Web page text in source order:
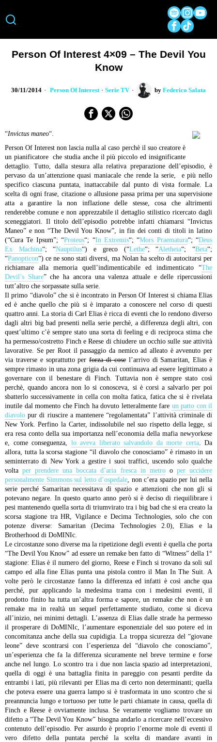
Person Of Interest 4×09 – The Devil You
Know
30/11/2014 Person Of Interest · Serie TV by Federico Salata
“Invictus maneo“.
Person Of Interest non lascia nulla al caso perchè il suo creatore è
un pianificatore che studia anche il più piccolo ed insignificante
dettaglio. Tutto, dalla stesura alla relativa preparazione dell’episodio, è
pervaso da un’attenzione quasi maniacale che rende la serie, e più nello
specifico ciascuna puntata, inattaccabile dal punto di vista formale. La
scelta di ogni frase, citazione o allusione passa prima per una supervisione
atta a garantire la non inflazione delle stesse, cosa che altrimenti
renderebbe comune e non apprezzabile il dettaglio stilistico ricercato dagli
sceneggiatori. Il titolo dell’episodio potrebbe infatti chiamarsi “Invictus
Maneo” e non “The Devil You Know”, in fin dei conti di titoli in latino
(“Cura Te Ipsum”; “Proteus“; “In Extremis“; “Mors Praematura“; “Deus
Ex Machina“; “Nauptilus“) e greco (“Lethe“; “Aletheia“; “Beta“;
“Panopticon“) ce ne sono stati diversi, ma Nolan ha scelto di autocitarsi per
richiamare alla memoria quell’indimenticabile ed indimenticato “The
Devil’s Share” che ha ancora una valenza attuale e delle ripercussioni
tutt’altro che sorpassate sulla serie.
Il primo “diavolo” che si è incontrato in Person Of Interest si chiama Elias
ed è anche quello che più si è imparato a conoscere nel corso di questi
quattro anni. La storia di Carl Elias è ricca di eventi che lo rendono diverso
dagli altri big bad presenti nella serie perchè, a differenza degli altri, con
quest’ultimo c’è sempre stato una sorta di feeling e di reciproca stima che
ha permesso/costretto Finch e Reese di chiudere un occhio sulle sue attività
lavorative. Se per Root il passaggio da nemico ad alleato è avvenuto per
via traverse e soprattutto perforza di cosel’arrivo di Samaritan, Elias è
sempre rimasto in una zona grigia da cui continuava ad essere legittimato a
governare con il benestare di Finch. Tuttavia non è sempre stato così
perchè, quando ancora non lo si conosceva, si è corsi a salvarlo per poi
sbatterlo successivamente in cella con molta fatica, fatica che si è rivelata
inutile dal momento che Finch ha dovuto letteralmente fare un patto con il
diavolo pur di riuscire a mantenere “regolamentata” l’attività criminale di
New York. Perfino la Carter, indissolubile nel suo rispetto della legge, si
era resa conto della sua importanza nell’economia della mafia newyorkese
e, come conseguenza, lo aveva liberato salvandolo da morte certa. Da
allora, tutta la scorsa stagione “il diavolo che conosciamo” è rimasto in un
seminterrato di New York a gestire i suoi traffici, uscendo solo qualche
voltaper prendere una boccata d’aria fresca in metroo per uccidere
personalmente Simmons sul letto d’ospedale, non c’era spazio per lui nella
serie perché Samaritan necessitava di spazio e attenzioni che non gli si
potevano negare. In questo quarto anno però si è deciso di riequilibrare i
pesi mantenendo quella sorta di triumvirato tra i big bad che si era creato la
scorsa stagione tra HR, Vigilance e Decima Technologies, solo che con
potenze diverse: Samaritan (Decima Technologies 2.0), Elias e la
Brotherhood di DoMINIc.
Le circostanze sono diverse ma la ripetizione degli eventi è quella che porta
“The Devil You Know” ad essere un remake ben fatto di “Witness” della 1°
stagione: Elias è il numero del giorno, Reese e Finch si trovano da soli sul
campo ed alla fine Elias punta una pistola contro il Man In The Suit. A
volte però le circostanze fanno la differenza ed infatti è così anche qua
perché, pur applicando la medesima trama con i medesimi eventi, il
prodotto finito ha tutta un’altra forma e sapore, un remake che non è un
remake ma in realtà un sequel perfettamente studiato, come si diceva
all’inizio, nei minimi dettagli. L’assenza di Elias dalle strade ha permesso
il prosperare di DoMINIc, l’aumentare esponenziale del suo potere ed in
concomitanza anche della sua cupidigia. La troppa sicurezza del “giovane
leone” deve scontrarsi con l’esperienza del “diavolo che conosciamo”,
un’esperienza che fa la differenza sicuramente nel breve termine e forse
anche nel lungo. Lo scontro tra i due non lascia spazio ad interpretazioni,
quella di oggi è una battaglia finita in pareggio con pesanti perdite da
entrambi i lati, più rilevanti per Elias ma di certo non determinanti; quella
che poteva essere una guerra lampo si è trasformata in uno scontro che si
preannuncia lungo e tortuoso per tutte le parti chiamate in causa, quella di
Finch e Reese è ovviamente inclusa. Se veramente vogliamo trovare un
difetto a “The Devil You Know” bisogna andarlo a ricercare nell’eccessivo
contenuto dell’episodio. Per assurdo è proprio l’enorme mole di eventi il
vero difetto della puntata perché la scelta di mandare avanti in